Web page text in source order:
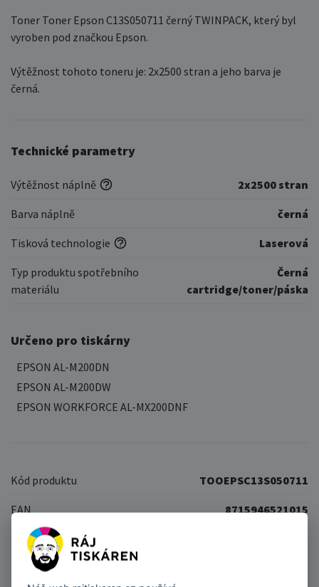
Toner Toner Epson C13S050711 černý TWINPACK, který byl
vyroben pod značkou Epson.
Výtěžnost tohoto toneru je: 2x2500 stran a jeho barva je
černá.
Technické parametry
Výtěžnost náplně 2x2500 stran
Barva náplně černá
Tisková technologie Laserová
Typ produktu spotřebního
materiálu
Černá
cartridge/toner/páska
Určeno pro tiskárny
EPSON AL-M200DN
EPSON AL-M200DW
EPSON WORKFORCE AL-MX200DNF
Kód produktu TOOEPSC13S050711
EAN 8715946521015
Podobné produkty